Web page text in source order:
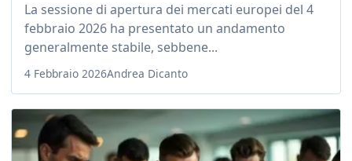
La sessione di apertura dei mercati europei del 4
febbraio 2026 ha presentato un andamento
generalmente stabile, sebbene...
4 Febbraio 2026Andrea Dicanto